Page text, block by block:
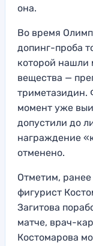
она.
Во время
допинг-проба
которой нашли
вещества —
триметазидин.
момент уже
допустили до
награждение
отменено.
Отметим,
фигурист
Загитова
матче, врач-
Костомарова